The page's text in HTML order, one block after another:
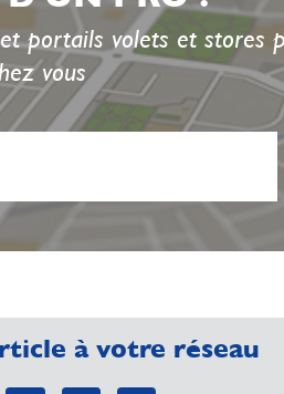
portails volets et stores
vous
à votre réseau